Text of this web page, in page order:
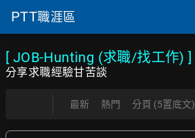
PTT職涯區
[ JOB-Hunting (求職/找工作)
分享求職經驗甘苦談
最新 熱門 分頁 (5置底文)